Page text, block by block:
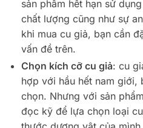
sản phẩm hết hạn sử
chất lượng cũng như sự
khi mua cu giả, bạn cần
vấn đề trên.
Chọn kích cỡ cu giả: cu
hợp với hầu hết nam giới,
chọn. Nhưng với sản
đọc kỹ để lựa chọn loại